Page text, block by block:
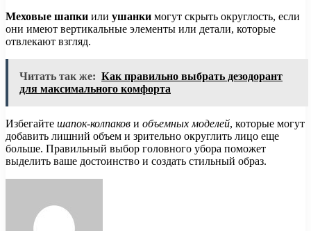
Меховые шапки или ушанки могут скрыть округлость, если
они имеют вертикальные элементы или детали, которые
отвлекают взгляд.
Читать так же: Как правильно выбрать дезодорант
для максимального комфорта
Избегайте шапок-колпаков и объемных моделей, которые могут
добавить лишний объем и зрительно округлить лицо еще
больше. Правильный выбор головного убора поможет
выделить ваше достоинство и создать стильный образ.